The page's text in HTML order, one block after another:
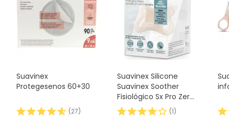
Suavinex
Protegesenos 60+30
(27)
Suavinex Silicone
Suavinex Soother
Fisiológico Sx Pro Zero
2m 1 peça
(1)